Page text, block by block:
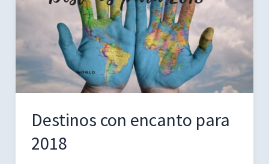
2018
Destinos con encanto para
2018